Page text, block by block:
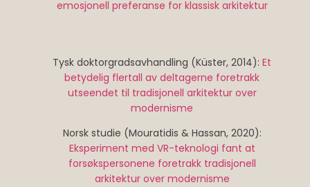
emosjonell preferanse for klassisk arkitektur
Tysk doktorgradsavhandling (Küster, 2014): Et
betydelig flertall av deltagerne foretrakk
utseendet til tradisjonell arkitektur over
modernisme
Norsk studie (Mouratidis & Hassan, 2020):
Eksperiment med VR-teknologi fant at
forsøkspersonene foretrakk tradisjonell
arkitektur over modernisme